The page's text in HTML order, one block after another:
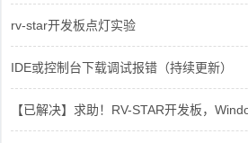
rv-star开发板点灯实验
IDE或控制台下载调试报错（持续更新）
【已解决】求助！RV-STAR开发板，